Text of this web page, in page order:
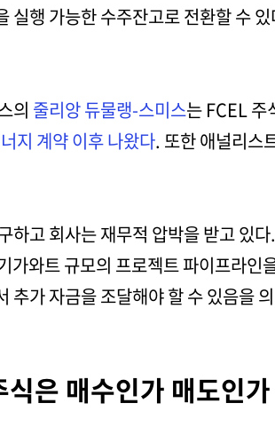
실행 가능한 수주잔고로 전환할 수
의 줄리앙 듀물랭-스미스는 FCEL 주
지 계약 이후 나왔다. 또한 애널리스
하고 회사는 재무적 압박을 받고 있
가와트 규모의 프로젝트 파이프라인
추가 자금을 조달해야 할 수 있음을
식은 매수인가 매도인가